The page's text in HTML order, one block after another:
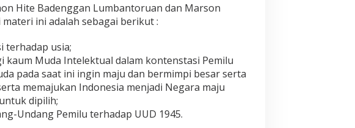
Hite Badenggan Lumbantoruan dan Marson
ini adalah sebagai berikut :
terhadap usia;
kaum Muda Intelektual dalam kontenstasi Pemilu
pada saat ini ingin maju dan bermimpi besar serta
memajukan Indonesia menjadi Negara maju
dipilih;
Undang Pemilu terhadap UUD 1945.